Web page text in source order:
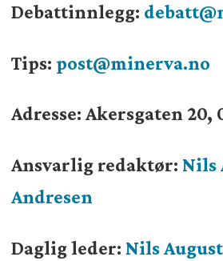
Debattinnlegg:
Tips: post@minerva.no
Adresse: Akersgaten 20,
Ansvarlig redaktør: Nils
Andresen
Daglig leder: Nils